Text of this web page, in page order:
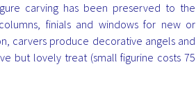
carving has been preserved to the
finials and windows for new or
carvers produce decorative angels and
but lovely treat (small figurine costs 75